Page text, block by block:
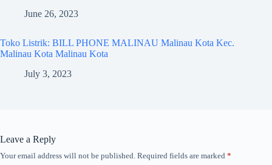
June 26, 2023
Toko Listrik: BILL PHONE MALINAU Malinau Kota Kec.
Malinau Kota Malinau Kota
July 3, 2023
Leave a Reply
Your email address will not be published. Required fields are marked *